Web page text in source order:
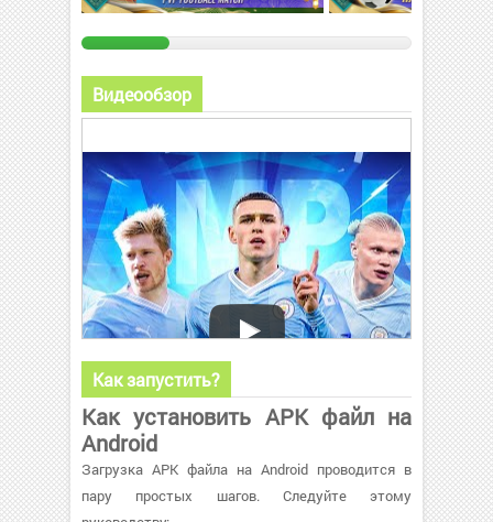
Видеообзор
Как запустить?
Как установить APK файл на
Android
Загрузка APK файла на Android проводится в
пару простых шагов. Следуйте этому